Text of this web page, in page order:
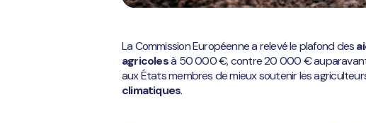
La Commission Européenne a relevé le plafond des
agricolesà 50 000 €, contre 20 000 €
aux États membres de mieux soutenir les
climatiques.